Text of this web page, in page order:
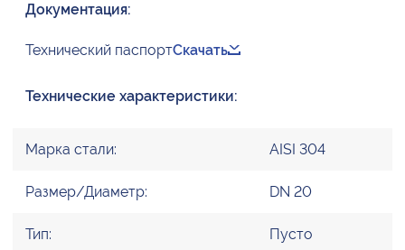
Документация:
Технический паспортСкачать
Технические характеристики:
Марка стали: AISI 304
Размер/Диаметр: DN 20
Тип: Пусто